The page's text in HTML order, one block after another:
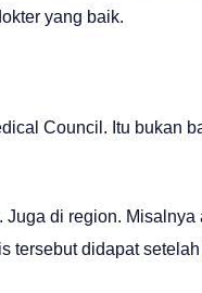
yang baik.
Council. Itu bukan
di region.
tersebut didapat